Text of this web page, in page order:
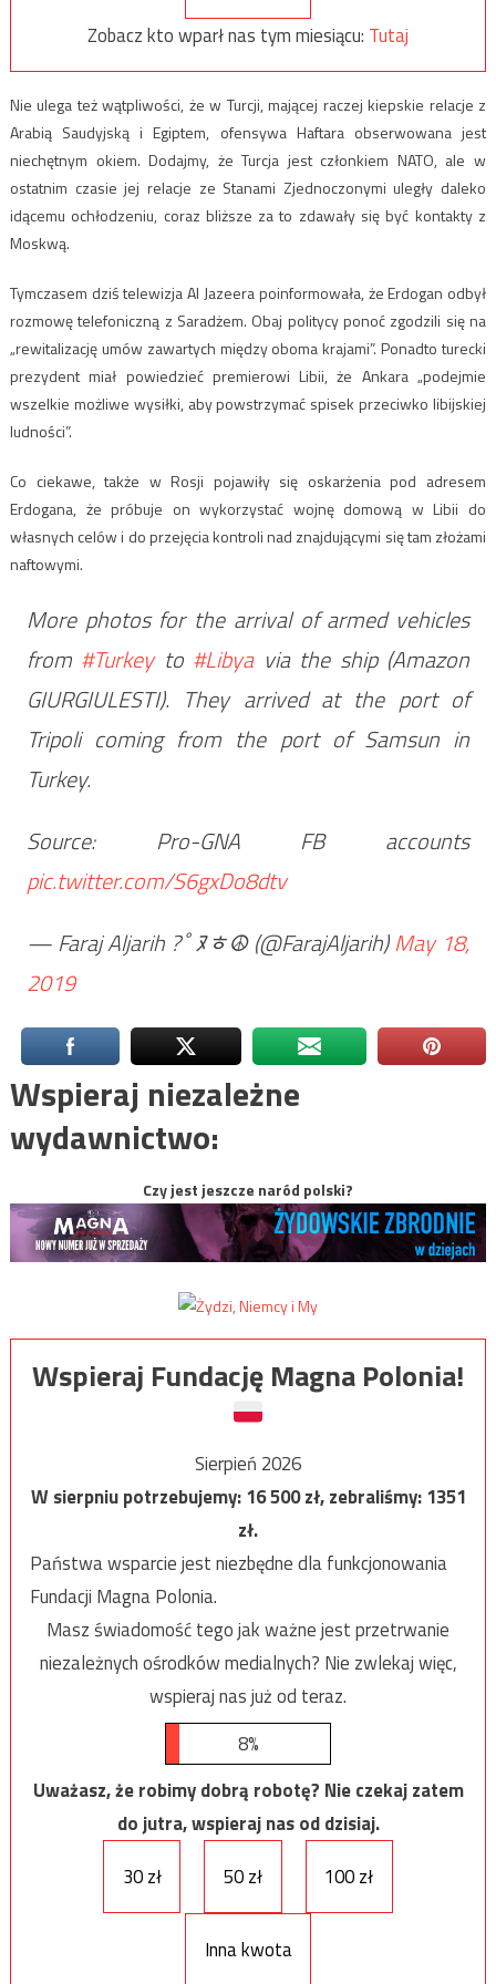
Zobacz kto wparł nas tym miesiącu: Tutaj
Nie ulega też wątpliwości, że w Turcji, mającej raczej kiepskie relacje z
Arabią Saudyjską i Egiptem, ofensywa Haftara obserwowana jest
niechętnym okiem. Dodajmy, że Turcja jest członkiem NATO, ale w
ostatnim czasie jej relacje ze Stanami Zjednoczonymi uległy daleko
idącemu ochłodzeniu, coraz bliższe za to zdawały się być kontakty z
Moskwą.
Tymczasem dziś telewizja Al Jazeera poinformowała, że Erdogan odbył
rozmowę telefoniczną z Saradżem. Obaj politycy ponoć zgodzili się na
„rewitalizację umów zawartych między oboma krajami”. Ponadto turecki
prezydent miał powiedzieć premierowi Libii, że Ankara „podejmie
wszelkie możliwe wysiłki, aby powstrzymać spisek przeciwko libijskiej
ludności”.
Co ciekawe, także w Rosji pojawiły się oskarżenia pod adresem
Erdogana, że próbuje on wykorzystać wojnę domową w Libii do
własnych celów i do przejęcia kontroli nad znajdującymi się tam złożami
naftowymi.
More photos for the arrival of armed vehicles
from #Turkeyto #Libyavia the ship (Amazon
GIURGIULESTI). They arrived at the port of
Tripoli coming from the port of Samsun in
Turkey.
Source: Pro-GNA FB accounts
pic.twitter.com/S6gxDo8dtv
— Faraj Aljarih ?￰ﾟﾇﾾ☮ (@FarajAljarih)May 18,
2019
Wspieraj niezależne
wydawnictwo:
Czy jest jeszcze naród polski?
Wspieraj Fundację Magna Polonia!
Sierpień 2026
W sierpniu potrzebujemy:16 500zł, zebraliśmy:1351
zł.
Państwa wsparcie jest niezbędne dla funkcjonowania
Fundacji Magna Polonia.
Masz świadomość tego jak ważne jest przetrwanie
niezależnych ośrodków medialnych? Nie zwlekaj więc,
wspieraj nas już od teraz.
8%
Uważasz, że robimy dobrą robotę? Nie czekaj zatem
do jutra, wspieraj nas od dzisiaj.
30 zł
50 zł 100 zł
Inna kwota